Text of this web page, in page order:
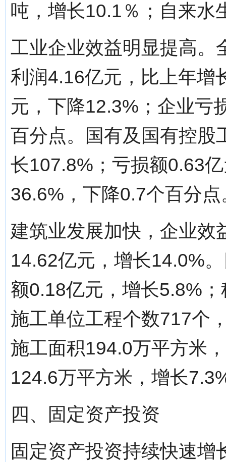
吨，增长10.1％；自来水
工业企业效益明显提高。
利润4.16亿元，比上年增
元，下降12.3%；企业亏
百分点。国有及国有控股
长107.8%；亏损额0.63
36.6%，下降0.7个百分点
建筑业发展加快，企业效
14.62亿元，增长14.0%
额0.18亿元，增长5.8%
施工单位工程个数717个
施工面积194.0万平方米
124.6万平方米，增长
四、固定资产投资
固定资产投资持续快速